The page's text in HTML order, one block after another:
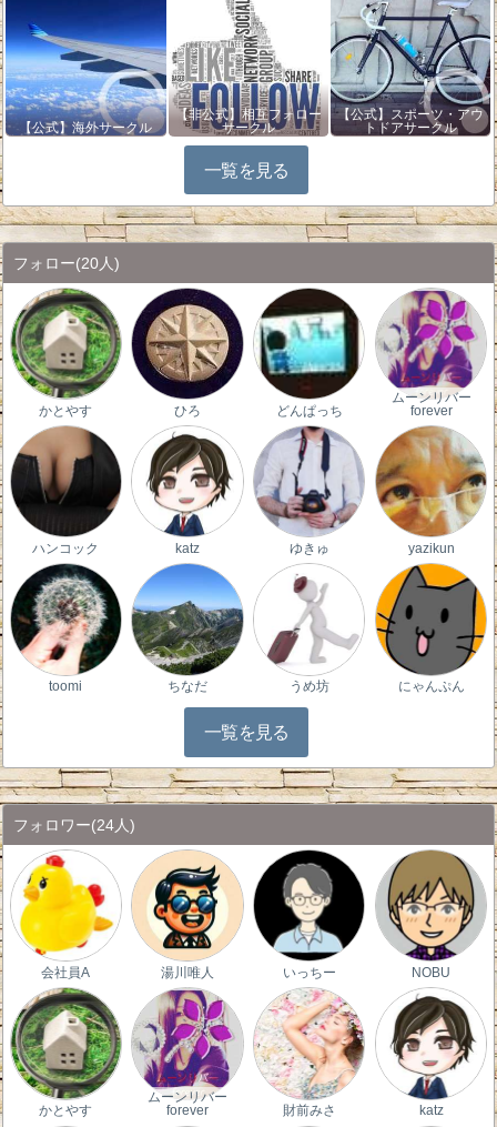
【公式】海外サークル
【非公式】相互フォロー
サークル
【公式】スポーツ・アウ
トドアサークル
一覧を見る
フォロー(20人)
かとやす ひろ どんぱっち
ムーンリバー
forever
ハンコック katz ゆきゅ yazikun
toomi ちなだ うめ坊 にゃんぷん
一覧を見る
フォロワー(24人)
会社員A 湯川唯人 いっちー NOBU
かとやす
ムーンリバー
forever
財前みさ katz